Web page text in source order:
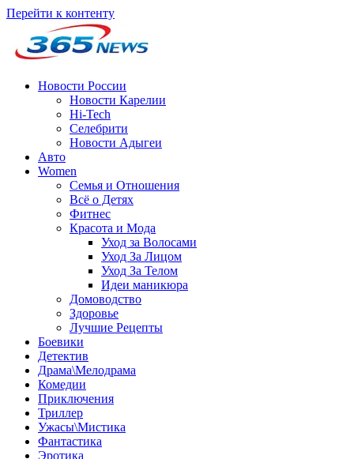
Перейти к контенту
Новости России
Новости Карелии
Hi-Tech
Селебрити
Новости Адыгеи
Авто
Women
Семья и Отношения
Всё о Детях
Фитнес
Красота и Мода
Уход за Волосами
Уход За Лицом
Уход За Телом
Идеи маникюра
Домоводство
Здоровье
Лучшие Рецепты
Боевики
Детектив
Драма\Мелодрама
Комедии
Приключения
Триллер
Ужасы\Мистика
Фантастика
Эротика